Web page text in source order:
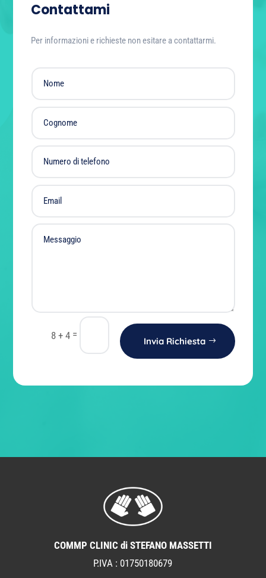
Contattami
Per informazioni e richieste non esitare a contattarmi.
8 + 4=
Invia Richiesta
COMMP CLINIC di STEFANO MASSETTI
P.IVA : 01750180679